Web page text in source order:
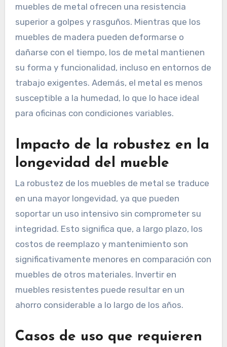
muebles de metal ofrecen una resistencia
superior a golpes y rasguños. Mientras que los
muebles de madera pueden deformarse o
dañarse con el tiempo, los de metal mantienen
su forma y funcionalidad, incluso en entornos de
trabajo exigentes. Además, el metal es menos
susceptible a la humedad, lo que lo hace ideal
para oficinas con condiciones variables.
Impacto de la robustez en la
longevidad del mueble
La robustez de los muebles de metal se traduce
en una mayor longevidad, ya que pueden
soportar un uso intensivo sin comprometer su
integridad. Esto significa que, a largo plazo, los
costos de reemplazo y mantenimiento son
significativamente menores en comparación con
muebles de otros materiales. Invertir en
muebles resistentes puede resultar en un
ahorro considerable a lo largo de los años.
Casos de uso que requieren